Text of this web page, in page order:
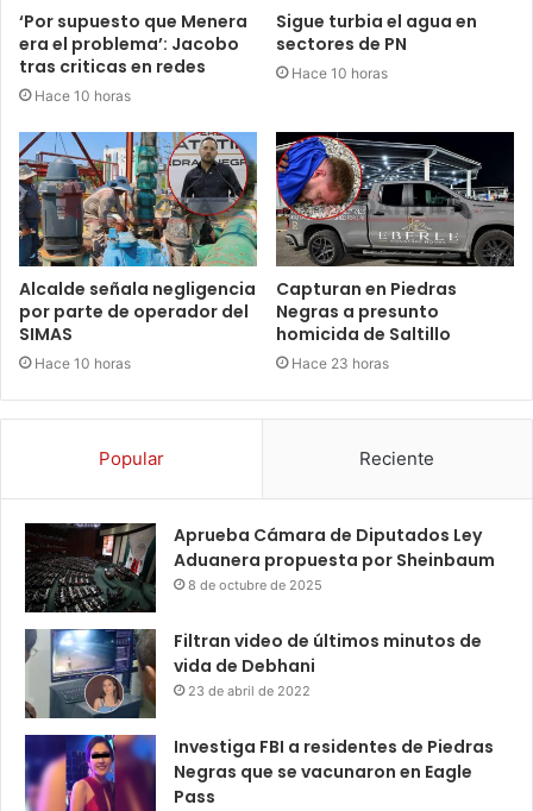
‘Por supuesto que Menera
era el problema’: Jacobo
tras criticas en redes
Hace 10 horas
Sigue turbia el agua en
sectores de PN
Hace 10 horas
Alcalde señala negligencia
por parte de operador del
SIMAS
Hace 10 horas
Capturan en Piedras
Negras a presunto
homicida de Saltillo
Hace 23 horas
Popular Reciente
Aprueba Cámara de Diputados Ley
Aduanera propuesta por Sheinbaum
8 de octubre de 2025
Filtran video de últimos minutos de
vida de Debhani
23 de abril de 2022
Investiga FBI a residentes de Piedras
Negras que se vacunaron en Eagle
Pass